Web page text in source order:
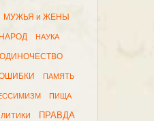
МУЖЬЯ и ЖЕНЫ
НАРОД НАУКА
ОДИНОЧЕСТВО
ПАМЯТЬ
ПИЩА
ПРАВДА